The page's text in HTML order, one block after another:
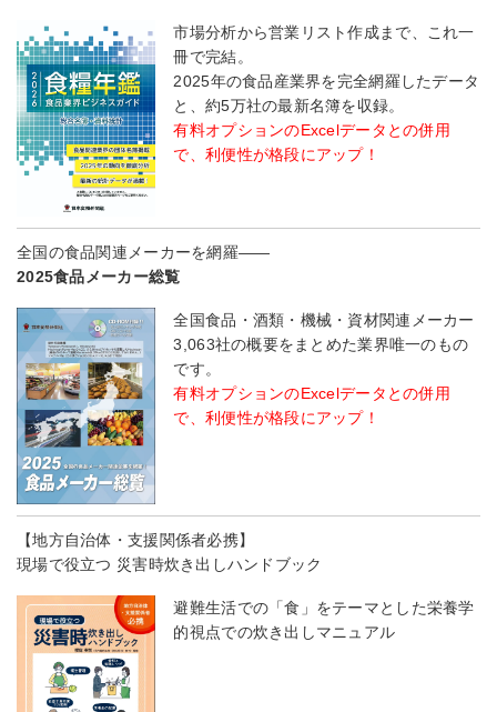
市場分析から営業リスト作成まで、これ一
冊で完結。
2025年の食品産業界を完全網羅したデータ
と、約5万社の最新名簿を収録。
有料オプションのExcelデータとの併用
で、利便性が格段にアップ！
全国の食品関連メーカーを網羅――
2025食品メーカー総覧
全国食品・酒類・機械・資材関連メーカー
3,063社の概要をまとめた業界唯一のもの
です。
有料オプションのExcelデータとの併用
で、利便性が格段にアップ！
【地方自治体・支援関係者必携】
現場で役立つ 災害時炊き出しハンドブック
避難生活での「食」をテーマとした栄養学
的視点での炊き出しマニュアル